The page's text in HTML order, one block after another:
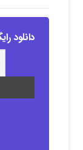
دانلود